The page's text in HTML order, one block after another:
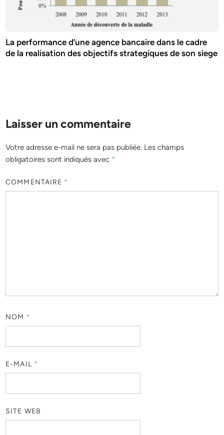
La performance d’une agence bancaire dans le cadre
de la realisation des objectifs strategiques de son siege
Laisser un commentaire
Votre adresse e-mail ne sera pas publiée. Les champs
obligatoires sont indiqués avec *
COMMENTAIRE *
NOM *
E-MAIL *
SITE WEB